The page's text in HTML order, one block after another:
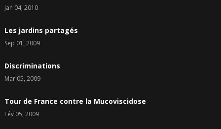
Jan 04, 2010
Les jardins partagés
Sep 01, 2009
Discriminations
Mar 05, 2009
Tour de France contre la Mucoviscidose
Fév 05, 2009